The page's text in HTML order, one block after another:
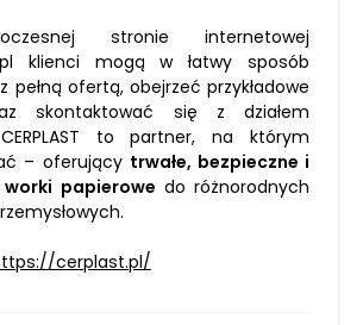
stronie internetowej
klienci mogą w łatwy sposób
pełną ofertą, obejrzeć przykładowe
skontaktować się z działem
to partner, na którym
– oferujący trwałe, bezpieczne i
papierowe do różnorodnych
cerplast.pl/